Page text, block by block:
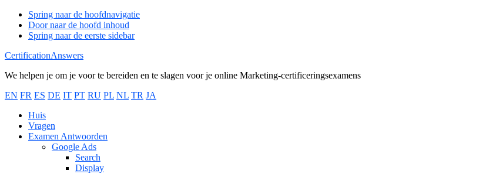
Spring naar de hoofdnavigatie
Door naar de hoofd inhoud
Spring naar de eerste sidebar
CertificationAnswers
We helpen je om je voor te bereiden en te slagen voor je online Marketing-certificeringsexamens
EN FR ES DE IT PT RU PL NL TR JA
Huis
Vragen
Examen Antwoorden
Google Ads
Search
Display